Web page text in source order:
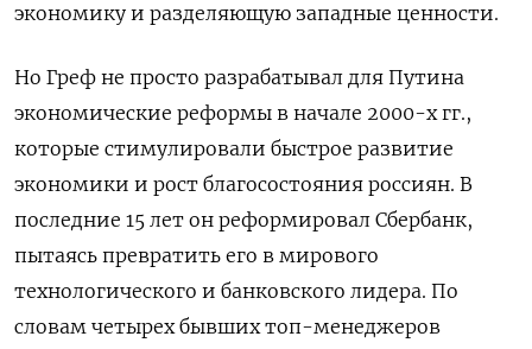
экономику и разделяющую западные ценности.
Но Греф не просто разрабатывал для Путина
экономические реформы в начале 2000-х гг.,
которые стимулировали быстрое развитие
экономики и рост благосостояния россиян. В
последние 15 лет он реформировал Сбербанк,
пытаясь превратить его в мирового
технологического и банковского лидера. По
словам четырех бывших топ-менеджеров